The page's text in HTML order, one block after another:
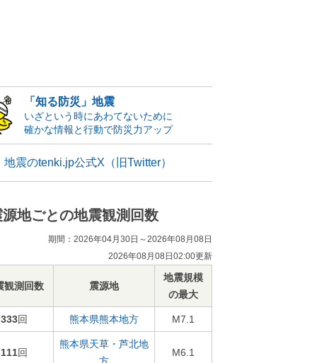
「知る防災」地震
いざという時にあわてないために
確かな情報と行動で防災力アップ
地震のtenki.jp公式X（旧Twitter）
源地ごとの地震観測回数
期間：2026年04月30日～2026年08月08日
2026年08月08日02:00更新
観測回数 震源地
地震規模
の最大
333回 熊本県熊本地方 M7.1
111回
熊本県天草・芦北地
方
M6.1